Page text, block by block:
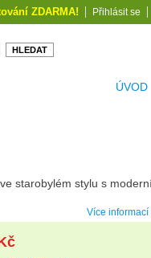
starobylém stylu s
Více
ZDARMA! Přihlásit se
ÚVOD